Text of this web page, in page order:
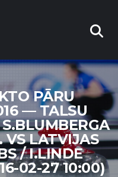
PĀRU
— TALSU
VS LATVIJAS
/ I.LINDE
02-27 10:00)